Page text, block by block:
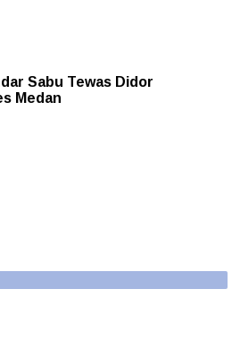
Sabu Tewas Didor
Medan